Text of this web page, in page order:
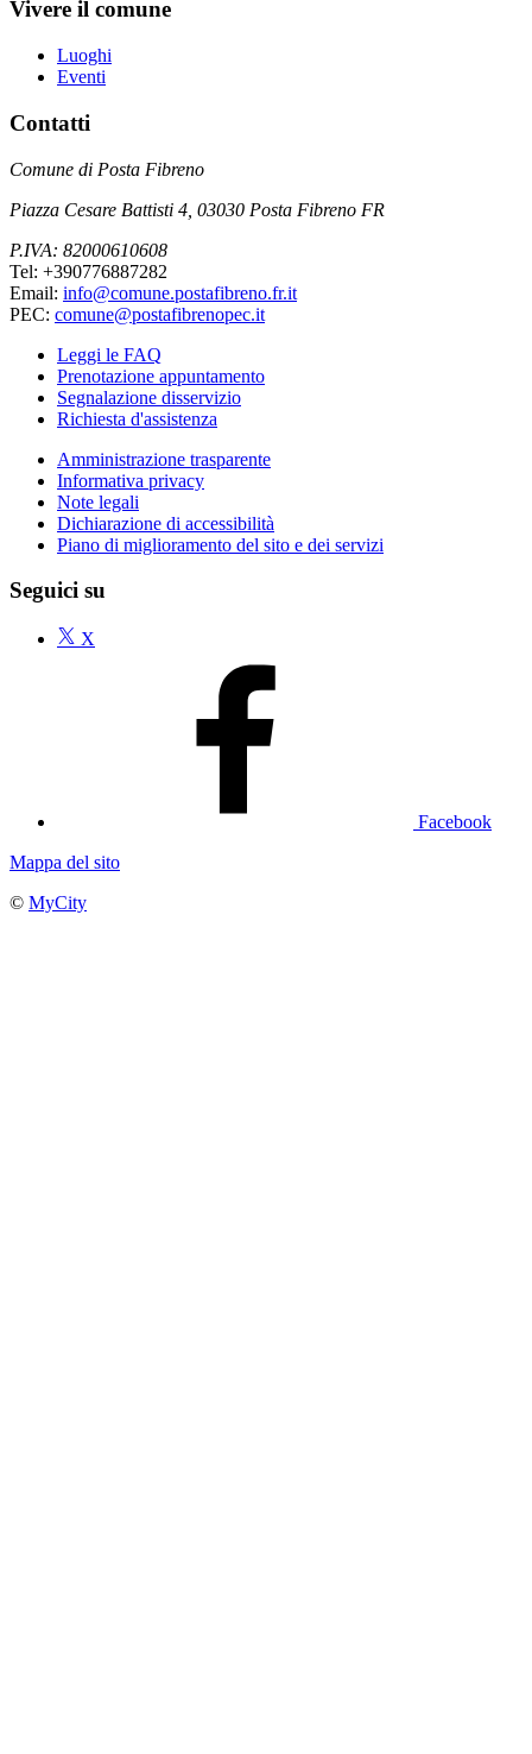
Vivere il comune
Luoghi
Eventi
Contatti
Comune di Posta Fibreno
Piazza Cesare Battisti 4, 03030 Posta Fibreno FR
P.IVA: 82000610608
Tel: +390776887282
Email: info@comune.postafibreno.fr.it
PEC: comune@postafibrenopec.it
Leggi le FAQ
Prenotazione appuntamento
Segnalazione disservizio
Richiesta d'assistenza
Amministrazione trasparente
Informativa privacy
Note legali
Dichiarazione di accessibilità
Piano di miglioramento del sito e dei servizi
Seguici su
X
Facebook
Mappa del sito
© MyCity